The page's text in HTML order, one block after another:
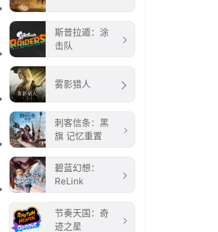
斯普拉遁：涂
击队
雾影猎人
刺客信条：黑
旗 记忆重置
碧蓝幻想：
ReLink
节奏天国：奇
迹之星